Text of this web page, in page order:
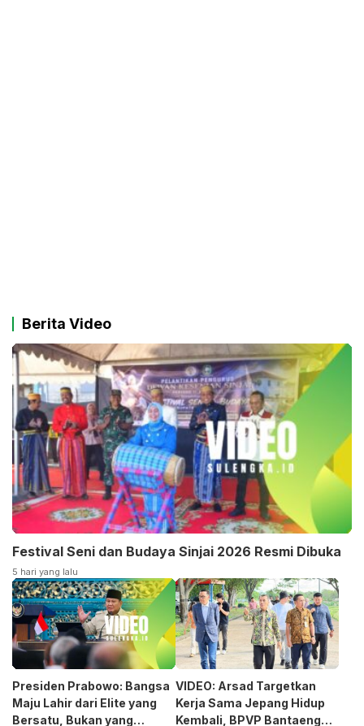
Berita Video
Festival Seni dan Budaya Sinjai 2026 Resmi Dibuka
5 hari yang lalu
Presiden Prabowo: Bangsa
Maju Lahir dari Elite yang
Bersatu, Bukan yang
VIDEO: Arsad Targetkan
Kerja Sama Jepang Hidup
Kembali, BPVP Bantaeng